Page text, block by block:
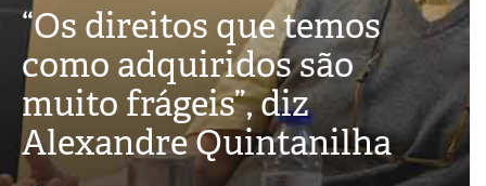
“Os direitos que temos
como adquiridos são
muito frágeis”, diz
Alexandre Quintanilha